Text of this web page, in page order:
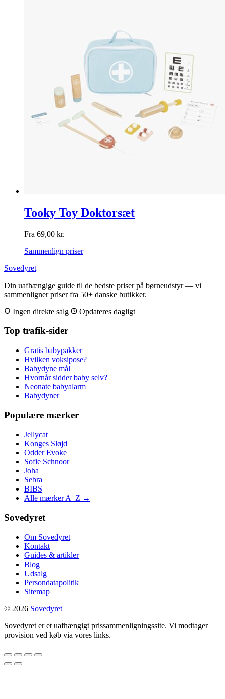
Tooky Toy Doktorsæt
Fra 69,00 kr.
Sammenlign priser
Sovedyret
Din uafhængige guide til de bedste priser på børneudstyr — vi
sammenligner priser fra 50+ danske butikker.
Ingen direkte salg
Opdateres dagligt
Top trafik-sider
Gratis babypakker
Hvilken voksipose?
Babydyne mål
Hvornår sidder baby selv?
Neonate babyalarm
Babydyner
Populære mærker
Jellycat
Konges Sløjd
Odder Evoke
Sofie Schnoor
Joha
Sebra
BIBS
Alle mærker A–Z →
Sovedyret
Om Sovedyret
Kontakt
Guides & artikler
Blog
Udsalg
Persondatapolitik
Sitemap
© 2026 Sovedyret
Sovedyret er et uafhængigt prissammenligningssite. Vi modtager
provision ved køb via vores links.